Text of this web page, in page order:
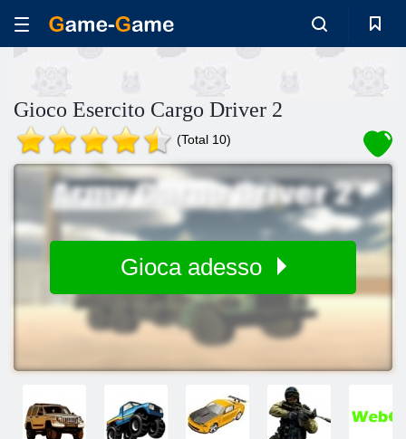
Gioco Esercito Cargo Driver 2
(Total 10)
Gioca adesso